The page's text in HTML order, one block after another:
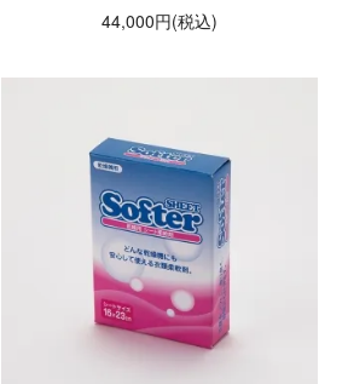
44,000円(税込)